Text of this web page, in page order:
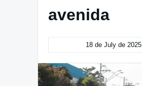
avenida
18 de July de 2025